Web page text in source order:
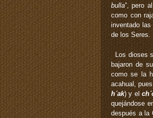
bulla”, pero
como con
inventado
de los Seres.
Los dioses
bajaron de
como se la
acahual,
h´ak) y el
quejándose
después a la